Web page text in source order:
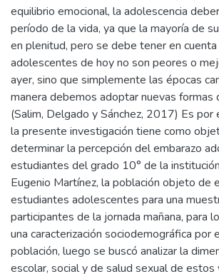
equilibrio emocional, la adolescencia
período de la vida, ya que la mayoría de
en plenitud, pero se debe tener en
adolescentes de hoy no son peores o
ayer, sino que simplemente las épocas
manera debemos adoptar nuevas formas
(Salim, Delgado y Sánchez, 2017) Es
la presente investigación tiene como
determinar la percepción del embarazo
estudiantes del grado 10° de la
Eugenio Martínez, la población objeto de
estudiantes adolescentes para una
participantes de la jornada mañana, para
una caracterización sociodemográfica por
población, luego se buscó analizar la
escolar, social y de salud sexual de estos